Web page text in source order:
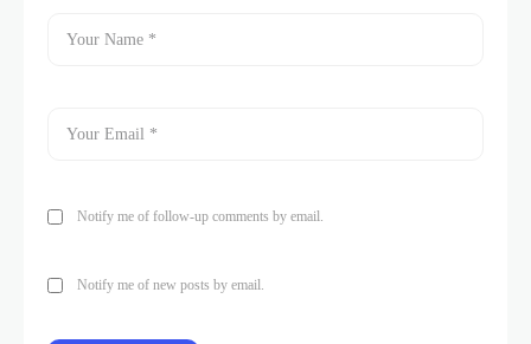
Notify me of follow-up comments by email.
Notify me of new posts by email.